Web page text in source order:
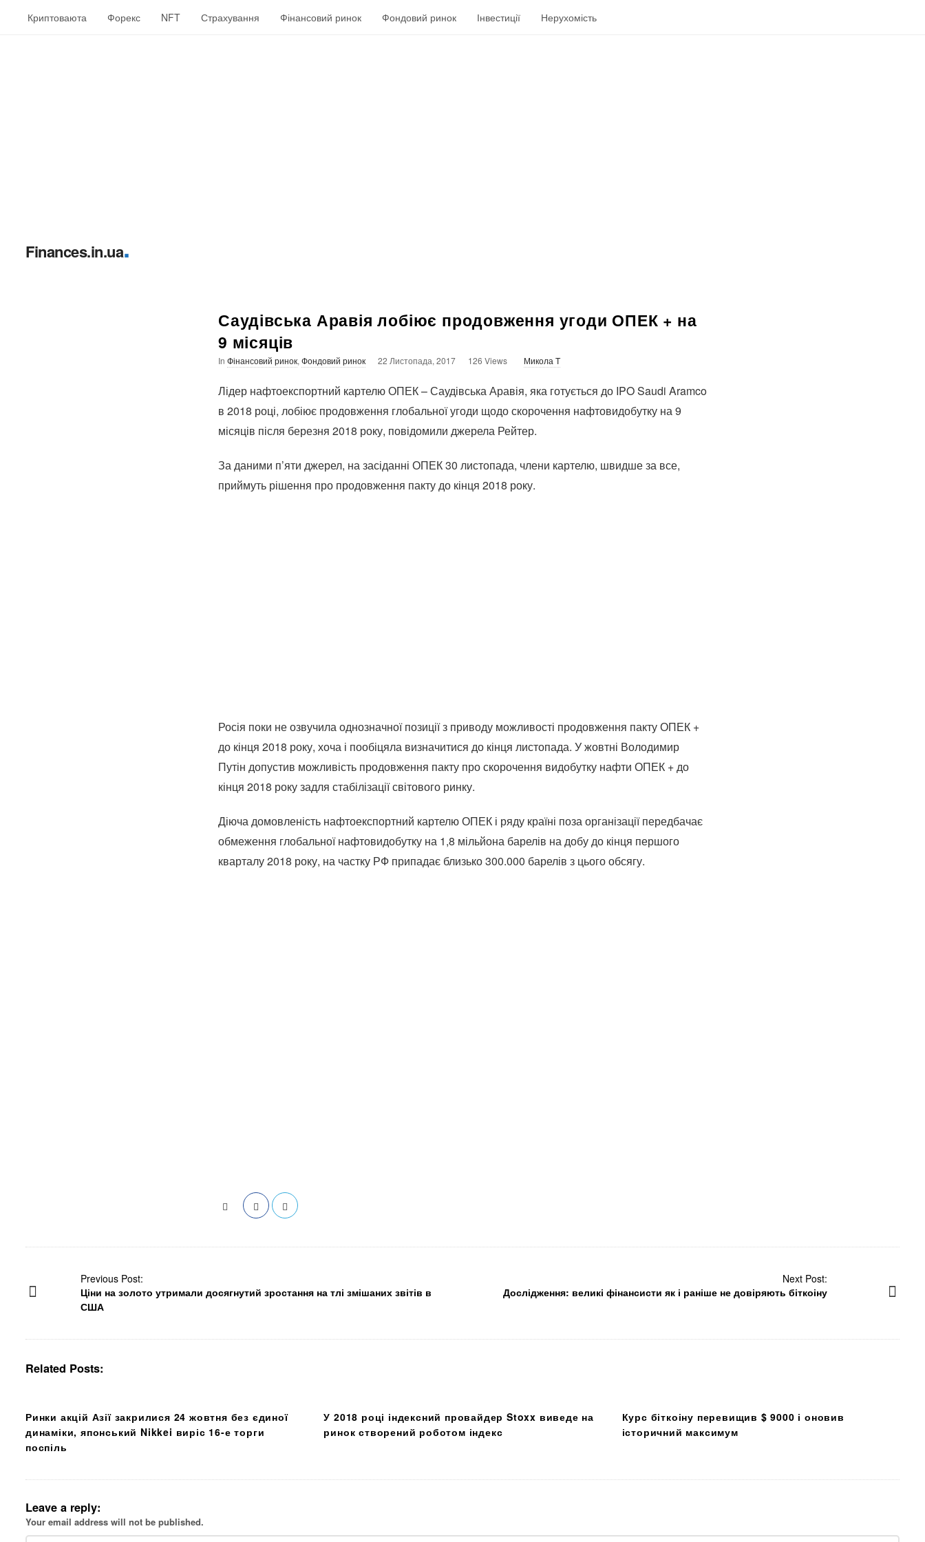
Криптоваюта Форекс NFT Страхування Фінансовий ринок Фондовий ринок Інвестиції Нерухомість
Finances.in.ua.
Саудівська Аравія лобіює продовження угоди ОПЕК + на
9 місяців
In Фінансовий ринок, Фондовий ринок 22 Листопада, 2017 126 Views Микола T
Лідер нафтоекспортний картелю ОПЕК – Саудівська Аравія, яка готується до IPO Saudi Aramco
в 2018 році, лобіює продовження глобальної угоди щодо скорочення нафтовидобутку на 9
місяців після березня 2018 року, повідомили джерела Рейтер.
За даними п’яти джерел, на засіданні ОПЕК 30 листопада, члени картелю, швидше за все,
приймуть рішення про продовження пакту до кінця 2018 року.
Росія поки не озвучила однозначної позиції з приводу можливості продовження пакту ОПЕК +
до кінця 2018 року, хоча і пообіцяла визначитися до кінця листопада. У жовтні Володимир
Путін допустив можливість продовження пакту про скорочення видобутку нафти ОПЕК + до
кінця 2018 року задля стабілізації світового ринку.
Діюча домовленість нафтоекспортний картелю ОПЕК і ряду країні поза організації передбачає
обмеження глобальної нафтовидобутку на 1,8 мільйона барелів на добу до кінця першого
кварталу 2018 року, на частку РФ припадає близько 300.000 барелів з цього обсягу.
Previous Post:
Ціни на золото утримали досягнутий зростання на тлі змішаних звітів в
США
Next Post:
Дослідження: великі фінансисти як і раніше не довіряють біткоіну
Related Posts:
Ринки акцій Азії закрилися 24 жовтня без єдиної
динаміки, японський Nikkei виріс 16-е торги
поспіль
У 2018 році індексний провайдер Stoxx виведе на
ринок створений роботом індекс
Курс біткоіну перевищив $ 9000 і оновив
історичний максимум
Leave a reply:
Your email address will not be published.